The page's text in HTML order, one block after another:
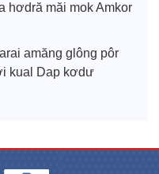
hơdră măi mok Amkor
amăng glông pôr
kual Dap kơdư